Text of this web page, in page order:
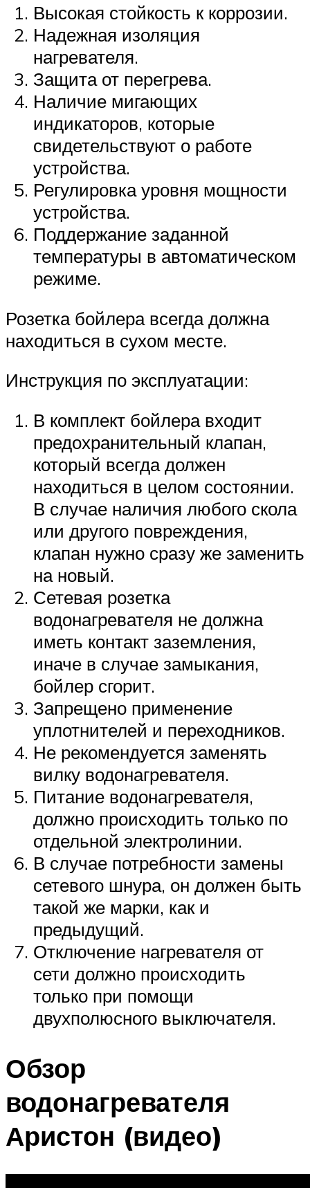
Высокая стойкость к коррозии.
Надежная изоляция
нагревателя.
Защита от перегрева.
Наличие мигающих
индикаторов, которые
свидетельствуют о работе
устройства.
Регулировка уровня мощности
устройства.
Поддержание заданной
температуры в автоматическом
режиме.
Розетка бойлера всегда должна
находиться в сухом месте.
Инструкция по эксплуатации:
В комплект бойлера входит
предохранительный клапан,
который всегда должен
находиться в целом состоянии.
В случае наличия любого скола
или другого повреждения,
клапан нужно сразу же заменить
на новый.
Сетевая розетка
водонагревателя не должна
иметь контакт заземления,
иначе в случае замыкания,
бойлер сгорит.
Запрещено применение
уплотнителей и переходников.
Не рекомендуется заменять
вилку водонагревателя.
Питание водонагревателя,
должно происходить только по
отдельной электролинии.
В случае потребности замены
сетевого шнура, он должен быть
такой же марки, как и
предыдущий.
Отключение нагревателя от
сети должно происходить
только при помощи
двухполюсного выключателя.
Обзор
водонагревателя
Аристон (видео)